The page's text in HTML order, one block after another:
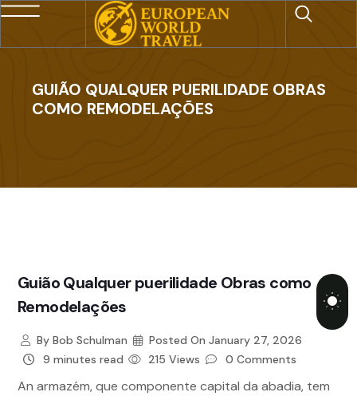
GUIÃO QUALQUER PUERILIDADE OBRAS
COMO REMODELAÇÕES
Guião Qualquer puerilidade Obras como
Remodelações
ByBob Schulman Posted On January 27, 2026
9 minutes read
215 Views 0 Comments
An armazém, que componente capital da abadia, tem